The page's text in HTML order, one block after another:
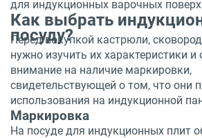
для индукционных варочных
Как выбрать
посуду?
Перед покупкой кастрюли,
нужно изучить их характеристики и
внимание на наличие маркировки,
свидетельствующей о том, что они
использования на индукционной
Маркировка
На посуде для индукционных плит